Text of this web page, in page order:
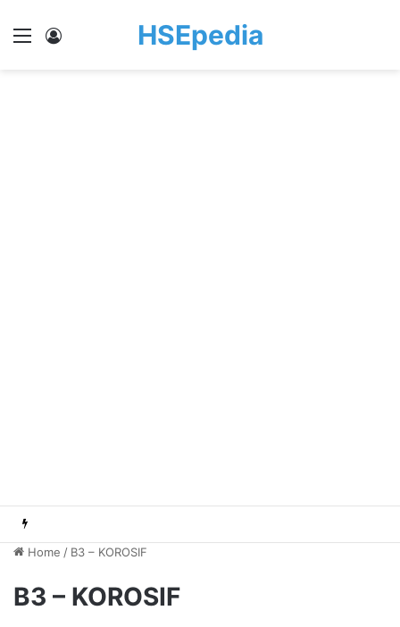
Menu HSEpedia
Home / B3 – KOROSIF
B3 – KOROSIF